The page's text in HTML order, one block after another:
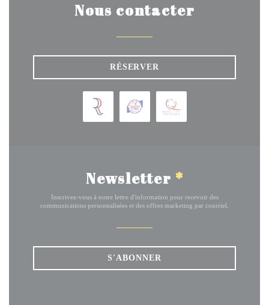
Nous contacter
RÉSERVER
Newsletter *
Inscrivez-vous à notre lettre d'information pour recevoir des
communications personnalisées et des offres marketing par courriel.
S'ABONNER